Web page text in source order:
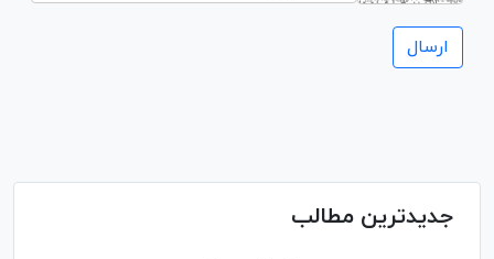
جدیدترین مطالب